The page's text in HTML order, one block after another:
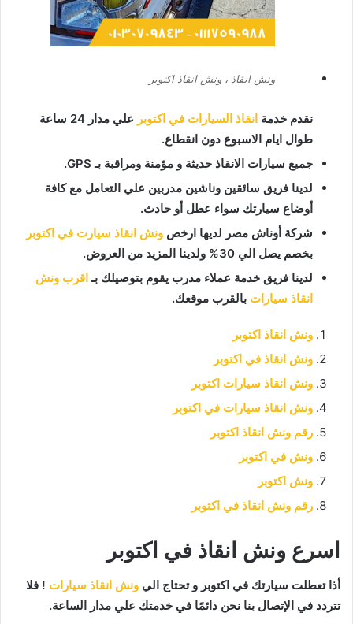
ونش انقاذ ، ونش انقاذ اكتوبر
نقدم خدمة انقاذ السيارات في اكتوبر
علي مدار 24 ساعة
طوال ايام الاسبوع دون انقطاع.
جميع سيارات الانقاذ حديثة و مؤمنة ومراقبة بـ GPS.
لدينا فريق سائقين وناشين مدربين علي التعامل مع كافة
أوضاع سيارتك سواء عطل أو حادث.
شركة أوناش مصر لديها ارخص ونش انقاذ سيارت في اكتوبر
بخصم يصل الي 30% ولدينا المزيد من العروض.
لدينا فريق خدمة عملاء مدرب يقوم بتوصيلك بـاقرب ونش
انقاذ سيارات بالقرب موقعك.
ونش انقاذ اكتوبر
ونش انقاذ في اكتوبر
ونش انقاذ سيارات اكتوبر
ونش انقاذ سيارات في اكتوبر
رقم ونش انقاذ اكتوبر
ونش في اكتوبر
ونش اكتوبر
رقم ونش انقاذ في اكتوبر
اسرع ونش انقاذ في اكتوبر
أذا تعطلت سيارتك في اكتوبر و تحتاج الي ونش انقاذ سيارات ! فلا
تتردد في الإتصال بنا نحن دائمًا في خدمتك علي مدار الساعة.